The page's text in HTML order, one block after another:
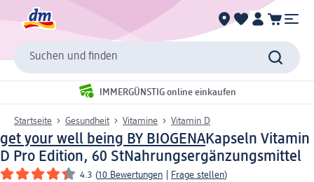
Suchen und finden
IMMERGÜNSTIG online einkaufen
Startseite Gesundheit Vitamine Vitamin D
get your well being BY BIOGENAKapseln Vitamin
D Pro Edition, 60 StNahrungsergänzungsmittel
4.3 (10 Bewertungen Frage stellen)